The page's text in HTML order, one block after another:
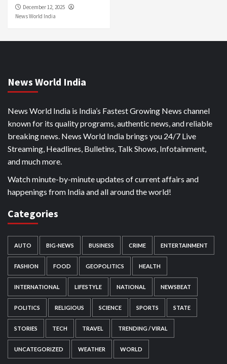
December 12, 2025
News World India
News World India
News World India is India’s Fastest Growing News channel
known for its quality programs, authentic news, and reliable
breaking news. News World India brings you 24/7 Live
Streaming, Headlines, Bulletins, Talk Shows, Infotainment,
and much more.
Watch minute-by-minute updates of current affairs and
happenings from India and all around the world!
Categories
AUTO BIG-NEWS BUSINESS CRIME ENTERTAINMENT
FASHION FOOD GEOPOLITICS HEALTH
INTERNATIONAL LIFESTYLE NATIONAL NEWSBEAT
POLITICS RELIGIOUS SCIENCE SPORTS STATE
STORIES TECH TRAVEL TRENDING / VIRAL
UNCATEGORIZED WEATHER WORLD